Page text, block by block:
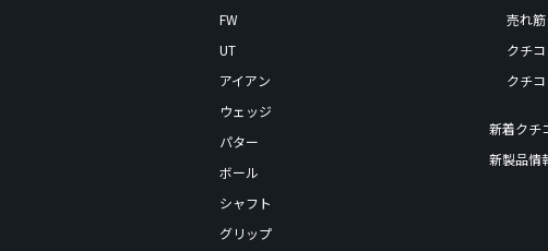
FW
UT
アイアン
ウェッジ
パター
ボール
シャフト
グリップ
売れ
クチ
クチ
新着クチ
新製品情